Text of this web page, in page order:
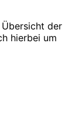
der
hierbei um